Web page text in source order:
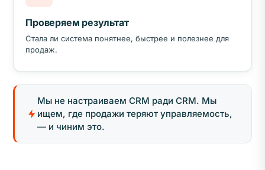
Проверяем результат
Стала ли система понятнее, быстрее и полезнее для
продаж.
Мы не настраиваем CRM ради CRM. Мы
ищем, где продажи теряют управляемость,
— и чиним это.